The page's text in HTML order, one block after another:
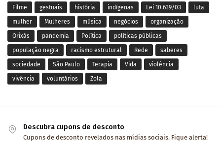
Filme gestuais história indígenas Lei 10.639/03 luta
mulher Mulheres música negócios organização
Orixás pandemia Política políticas públicas
população negra racismo estrutural Rede saberes
sociedade São Paulo Terapia Vida violência
vivência voluntários Zola
Descubra cupons de desconto
Cupons de desconto revelados nas mídias sociais. Fique alerta!